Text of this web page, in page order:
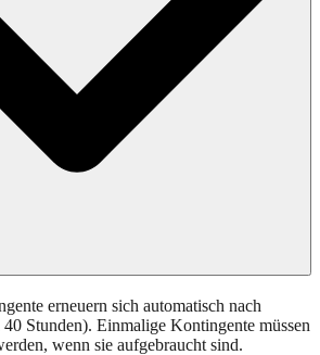
erneuern sich automatisch nach
Stunden). Einmalige Kontingente müssen
wenn sie aufgebraucht sind.